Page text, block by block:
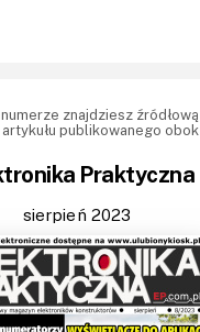
(MCV,μC)
znajdziesz źródłową
publikowanego obok
Praktyczna
sierpień 2023